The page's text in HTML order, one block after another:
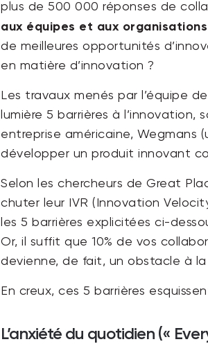
plus de 500 000 réponses de
aux équipes et aux
de meilleures opportunités
en matière d’innovation ?
Les travaux menés par l’équipe
lumière 5 barrières à
entreprise américaine, Wegmans
développer un produit innovant
Selon les chercheurs de Great
chuter leur IVR (Innovation
les 5 barrières explicitées ci-
Or, il suffit que 10% de vos
devienne, de fait, un obstacle à la
En creux, ces 5 barrières
L’anxiété du quotidien («